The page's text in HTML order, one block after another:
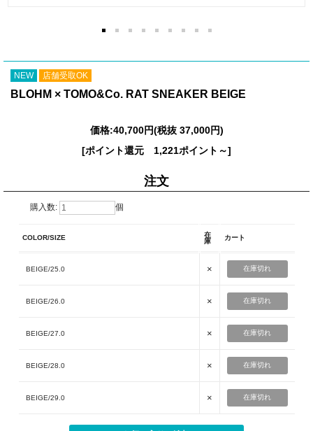
NEW 店舗受取OK
BLOHM × TOMO&Co. RAT SNEAKER BEIGE
価格:40,700円(税抜 37,000円)
[ポイント還元 1,221ポイント～]
注文
購入数: 個
COLOR/SIZE
在
庫
カート
BEIGE/25.0 × 在庫切れ
BEIGE/26.0 × 在庫切れ
BEIGE/27.0 × 在庫切れ
BEIGE/28.0 × 在庫切れ
BEIGE/29.0 × 在庫切れ